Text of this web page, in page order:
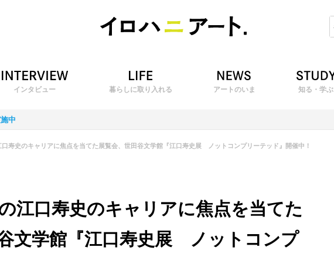
インタビュー 暮らしに取り入れる アートのいま 知る・学ぶ
中
寿史のキャリアに焦点を当てた展覧会、世田谷文学館『江口寿史展 ノットコンプリーテッド』開催中！
江口寿史のキャリアに焦点を当てた
文学館『江口寿史展 ノットコンプ